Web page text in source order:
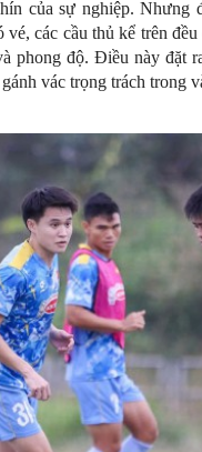
của sự nghiệp. Nhưng
các cầu thủ kể trên
phong độ. Điều này đặt
vác trọng trách trong